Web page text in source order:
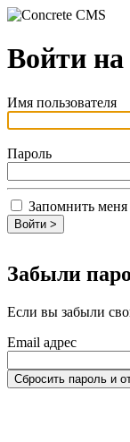
Войти
Имя пользователя
Пароль
Запомнить меня
Забыли
Если вы забыли
Email адрес